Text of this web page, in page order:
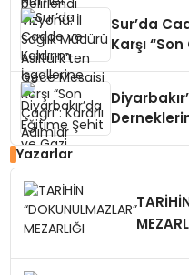
Sur’da
Karşı
Yazarlar